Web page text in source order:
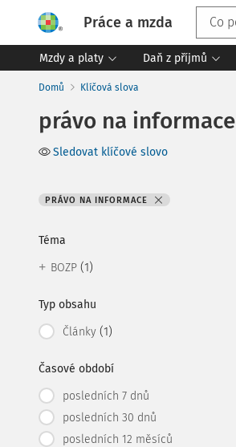
Práce a mzda
Mzdy a platy Daň z příjmů
Domů Klíčová slova
právo na informace
Sledovat klíčové slovo
PRÁVO NA INFORMACE
Téma
BOZP (1)
Typ obsahu
Články (1)
Časové období
posledních 7 dnů
posledních 30 dnů
posledních 12 měsíců